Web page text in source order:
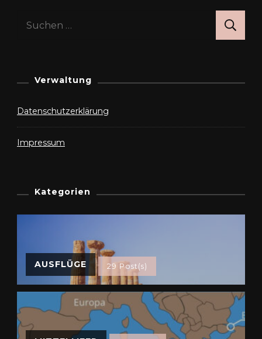
Suchen
Verwaltung
Datenschutzerklärung
Impressum
Kategorien
AUSFLÜGE 29 Post(s)